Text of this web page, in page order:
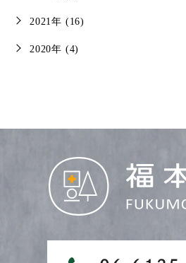
2021年 (16)
2020年 (4)